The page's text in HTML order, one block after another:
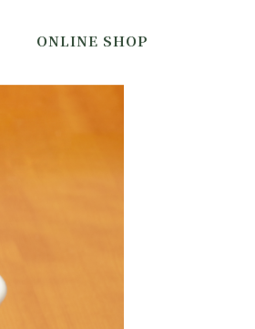
ONLINE SHOP